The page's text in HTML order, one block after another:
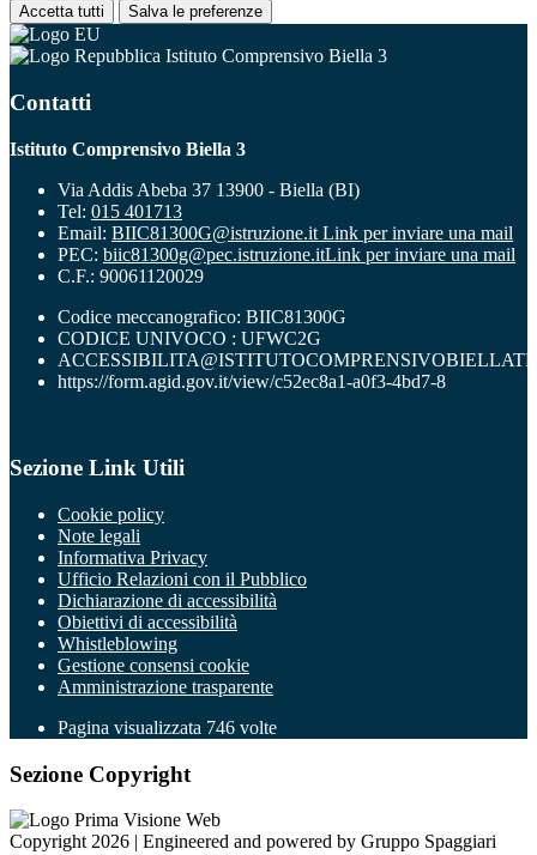
Accetta tutti Salva le preferenze
Istituto Comprensivo Biella 3
Contatti
Istituto Comprensivo Biella 3
Via Addis Abeba 37 13900 - Biella (BI)
Tel: 015 401713
Email: BIIC81300G@istruzione.it Link per inviare una mail
PEC: biic81300g@pec.istruzione.itLink per inviare una mail
C.F.: 90061120029
Codice meccanografico: BIIC81300G
CODICE UNIVOCO : UFWC2G
https://form.agid.gov.it/view/c52ec8a1-a0f3-4bd7-8
Sezione Link Utili
Cookie policy
Note legali
Informativa Privacy
Ufficio Relazioni con il Pubblico
Dichiarazione di accessibilità
Obiettivi di accessibilità
Whistleblowing
Gestione consensi cookie
Amministrazione trasparente
Pagina visualizzata 746 volte
Sezione Copyright
Copyright 2026 | Engineered and powered by Gruppo Spaggiari